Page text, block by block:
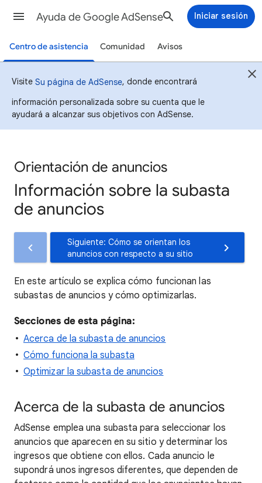
Ayuda de Google AdSense Iniciar sesión
Centro de asistencia Comunidad Avisos
Visite Su página de AdSense, donde encontrará
información personalizada sobre su cuenta que le
ayudará a alcanzar sus objetivos con AdSense.
Orientación de anuncios
Información sobre la subasta
de anuncios
Siguiente: Cómo se orientan los
anuncios con respecto a su sitio
En este artículo se explica cómo funcionan las
subastas de anuncios y cómo optimizarlas.
Secciones de esta página:
Acerca de la subasta de anuncios
Cómo funciona la subasta
Optimizar la subasta de anuncios
Acerca de la subasta de anuncios
AdSense emplea una subasta para seleccionar los
anuncios que aparecen en su sitio y determinar los
ingresos que obtiene con ellos. Cada anuncio le
supondrá unos ingresos diferentes, que dependen de